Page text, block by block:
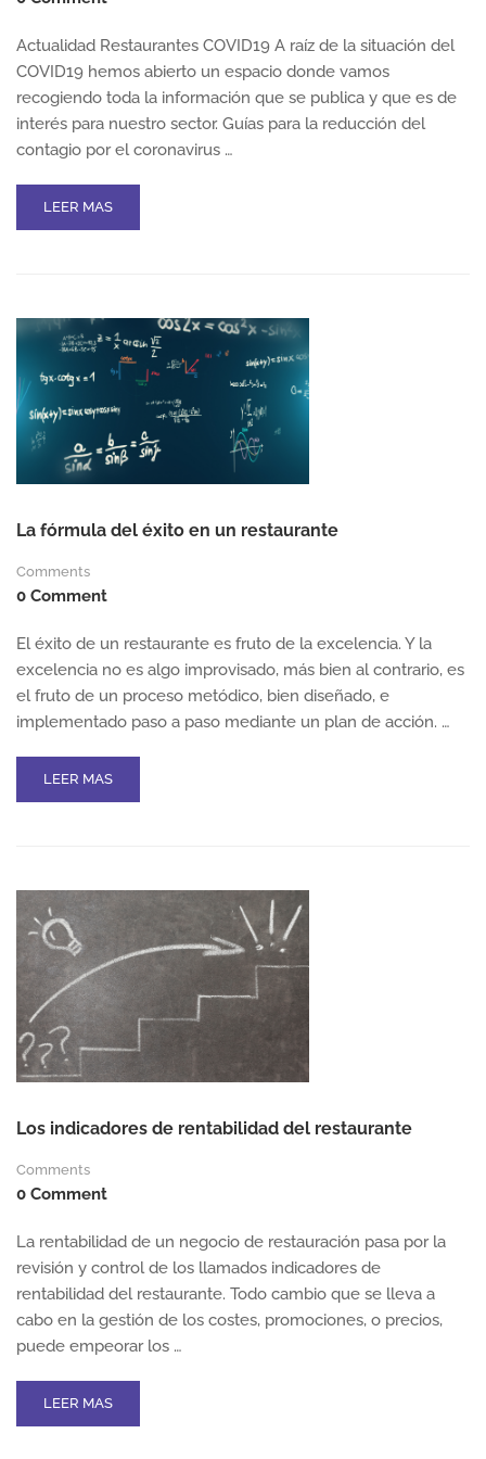
Actualidad Restaurantes COVID19 A raíz de la situación del
COVID19 hemos abierto un espacio donde vamos
recogiendo toda la información que se publica y que es de
interés para nuestro sector. Guías para la reducción del
contagio por el coronavirus …
READ
MORE
COVID19
LEER MAS
La fórmula del éxito en un restaurante
Comments
0 Comment
El éxito de un restaurante es fruto de la excelencia. Y la
excelencia no es algo improvisado, más bien al contrario, es
el fruto de un proceso metódico, bien diseñado, e
implementado paso a paso mediante un plan de acción. …
READ
MORE
ÉXITO
EN
UN
RESTAURANTE
LEER MAS
Los indicadores de rentabilidad del restaurante
Comments
0 Comment
La rentabilidad de un negocio de restauración pasa por la
revisión y control de los llamados indicadores de
rentabilidad del restaurante. Todo cambio que se lleva a
cabo en la gestión de los costes, promociones, o precios,
puede empeorar los …
READ
MORE
LEER MAS